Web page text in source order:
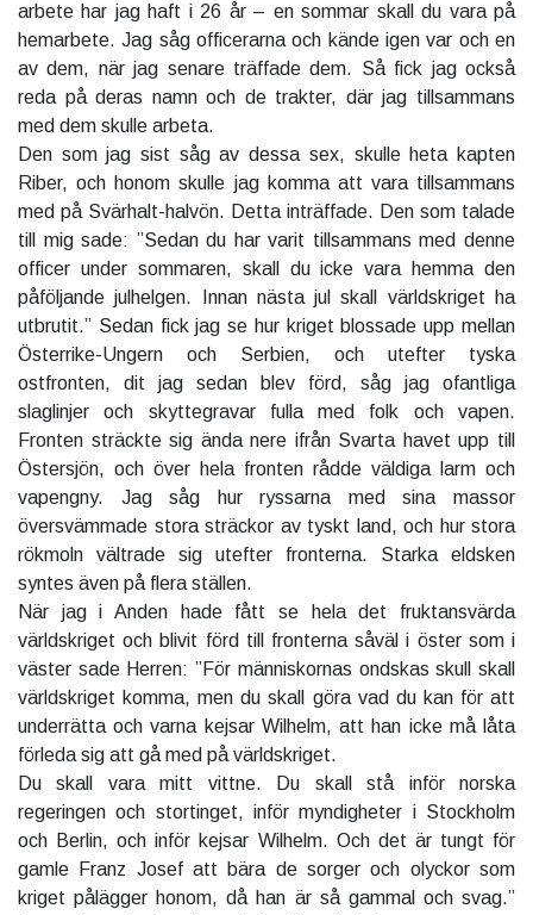
arbete har jag haft i 26 år – en sommar skall du vara på
hemarbete. Jag såg officerarna och kände igen var och en
av dem, när jag senare träffade dem. Så fick jag också
reda på deras namn och de trakter, där jag tillsammans
med dem skulle arbeta.
Den som jag sist såg av dessa sex, skulle heta kapten
Riber, och honom skulle jag komma att vara tillsammans
med på Svärhalt-halvön. Detta inträffade. Den som talade
till mig sade: ”Sedan du har varit tillsammans med denne
officer under sommaren, skall du icke vara hemma den
påföljande julhelgen. Innan nästa jul skall världskriget ha
utbrutit.” Sedan fick jag se hur kriget blossade upp mellan
Österrike-Ungern och Serbien, och utefter tyska
ostfronten, dit jag sedan blev förd, såg jag ofantliga
slaglinjer och skyttegravar fulla med folk och vapen.
Fronten sträckte sig ända nere ifrån Svarta havet upp till
Östersjön, och över hela fronten rådde väldiga larm och
vapengny. Jag såg hur ryssarna med sina massor
översvämmade stora sträckor av tyskt land, och hur stora
rökmoln vältrade sig utefter fronterna. Starka eldsken
syntes även på flera ställen.
När jag i Anden hade fått se hela det fruktansvärda
världskriget och blivit förd till fronterna såväl i öster som i
väster sade Herren: ”För människornas ondskas skull skall
världskriget komma, men du skall göra vad du kan för att
underrätta och varna kejsar Wilhelm, att han icke må låta
förleda sig att gå med på världskriget.
Du skall vara mitt vittne. Du skall stå inför norska
regeringen och stortinget, inför myndigheter i Stockholm
och Berlin, och inför kejsar Wilhelm. Och det är tungt för
gamle Franz Josef att bära de sorger och olyckor som
kriget pålägger honom, då han är så gammal och svag.”